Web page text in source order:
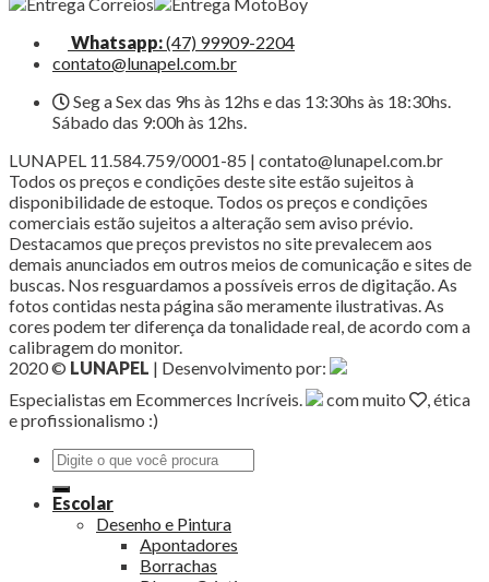
Whatsapp:(47) 99909-2204
contato@lunapel.com.br
Seg a Sex das 9hs às 12hs e das 13:30hs às 18:30hs.
Sábado das 9:00h às 12hs.
LUNAPEL 11.584.759/0001-85 | contato@lunapel.com.br
Todos os preços e condições deste site estão sujeitos à
disponibilidade de estoque. Todos os preços e condições
comerciais estão sujeitos a alteração sem aviso prévio.
Destacamos que preços previstos no site prevalecem aos
demais anunciados em outros meios de comunicação e sites de
buscas. Nos resguardamos a possíveis erros de digitação. As
fotos contidas nesta página são meramente ilustrativas. As
cores podem ter diferença da tonalidade real, de acordo com a
calibragem do monitor.
2020 © LUNAPEL | Desenvolvimento por:
Especialistas em Ecommerces Incríveis.
com muito
, ética
e profissionalismo :)
Pesquisar
por:
Escolar
Desenho e Pintura
Apontadores
Borrachas